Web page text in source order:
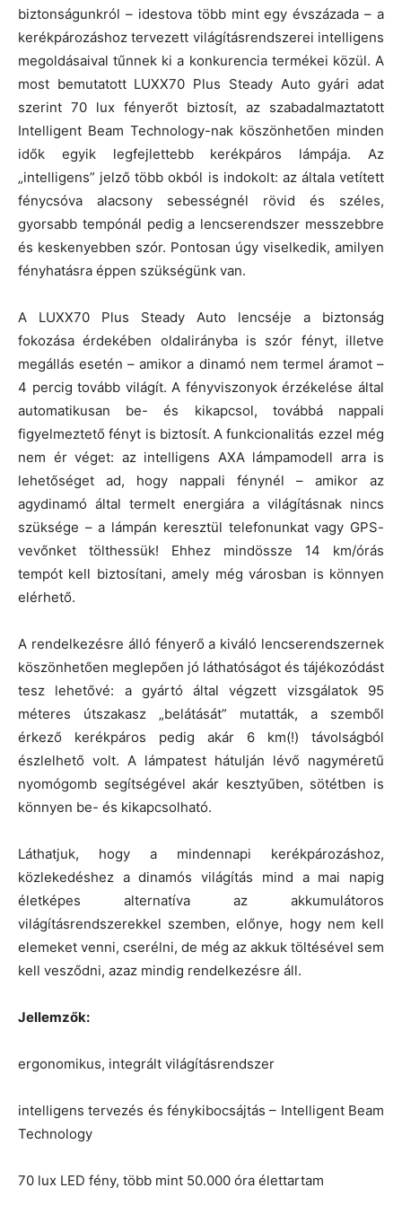
biztonságunkról – idestova több mint egy évszázada – a
kerékpározáshoz tervezett világításrendszerei intelligens
megoldásaival tűnnek ki a konkurencia termékei közül. A
most bemutatott LUXX70 Plus Steady Auto gyári adat
szerint 70 lux fényerőt biztosít, az szabadalmaztatott
Intelligent Beam Technology-nak köszönhetően minden
idők egyik legfejlettebb kerékpáros lámpája. Az
„intelligens” jelző több okból is indokolt: az általa vetített
fénycsóva alacsony sebességnél rövid és széles,
gyorsabb tempónál pedig a lencserendszer messzebbre
és keskenyebben szór. Pontosan úgy viselkedik, amilyen
fényhatásra éppen szükségünk van.
A LUXX70 Plus Steady Auto lencséje a biztonság
fokozása érdekében oldalirányba is szór fényt, illetve
megállás esetén – amikor a dinamó nem termel áramot –
4 percig tovább világít. A fényviszonyok érzékelése által
automatikusan be- és kikapcsol, továbbá nappali
figyelmeztető fényt is biztosít. A funkcionalitás ezzel még
nem ér véget: az intelligens AXA lámpamodell arra is
lehetőséget ad, hogy nappali fénynél – amikor az
agydinamó által termelt energiára a világításnak nincs
szüksége – a lámpán keresztül telefonunkat vagy GPS-
vevőnket tölthessük! Ehhez mindössze 14 km/órás
tempót kell biztosítani, amely még városban is könnyen
elérhető.
A rendelkezésre álló fényerő a kiváló lencserendszernek
köszönhetően meglepően jó láthatóságot és tájékozódást
tesz lehetővé: a gyártó által végzett vizsgálatok 95
méteres útszakasz „belátását” mutatták, a szemből
érkező kerékpáros pedig akár 6 km(!) távolságból
észlelhető volt. A lámpatest hátulján lévő nagyméretű
nyomógomb segítségével akár kesztyűben, sötétben is
könnyen be- és kikapcsolható.
Láthatjuk, hogy a mindennapi kerékpározáshoz,
közlekedéshez a dinamós világítás mind a mai napig
életképes alternatíva az akkumulátoros
világításrendszerekkel szemben, előnye, hogy nem kell
elemeket venni, cserélni, de még az akkuk töltésével sem
kell vesződni, azaz mindig rendelkezésre áll.
Jellemzők:
ergonomikus, integrált világításrendszer
intelligens tervezés és fénykibocsájtás – Intelligent Beam
Technology
70 lux LED fény, több mint 50.000 óra élettartam